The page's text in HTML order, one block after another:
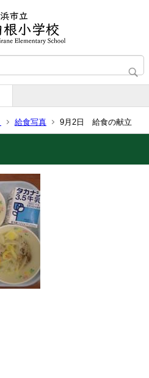
給食写真 9月2日 給食の献立